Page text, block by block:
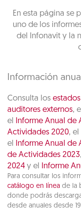
En esta página se
uno de los
del Infonavit y la
Información
Consulta los
auditores externos, el
el
Informe Anual de
Actividades 2020, el
el
Informe Anual de
de Actividades 2023
2024 y el Informe
Para consultar los
catálogo en línea de la
donde podrás
desde anuales desde